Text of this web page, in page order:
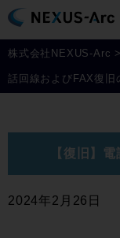
株式会社NEXUS-Arc >
話回線およびFAX復旧
【復旧】
2024年2月26日